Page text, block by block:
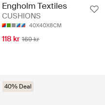
Engholm Textiles
CUSHIONS
40X40X8CM
118 kr 169 kr
40% Deal